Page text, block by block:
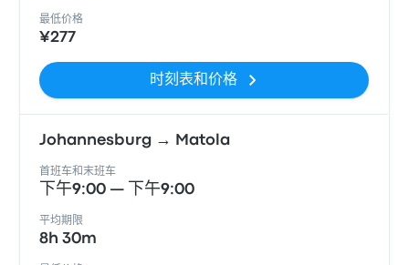
最低价格
¥277
时刻表和价格
Johannesburg → Matola
首班车和末班车
下午9:00 — 下午9:00
平均期限
8h 30m